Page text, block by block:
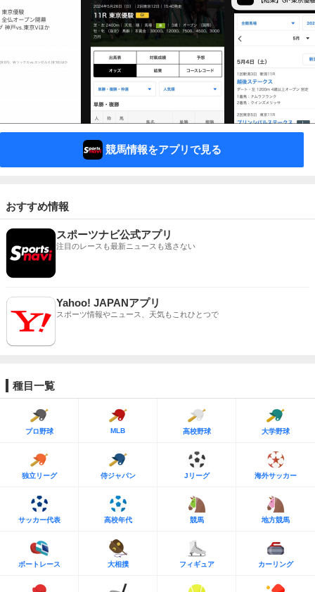
競馬情報をアプリで見る
おすすめ情報
スポーツナビ公式アプリ
注目のレースも最新ニュースも逃さない
Yahoo! JAPANアプリ
スポーツ情報やニュース、天気もこれひとつで
種目一覧
プロ野球 MLB 高校野球 大学野球
独立リーグ 侍ジャパン Jリーグ 海外サッカー
サッカー代表 高校年代 競馬 地方競馬
ボートレース 大相撲 フィギュア カーリング